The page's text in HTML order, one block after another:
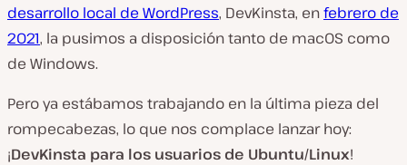
desarrollo local de WordPress, DevKinsta, enfebrero de
2021, la pusimos a disposición tanto de macOS como
de Windows.
Pero ya estábamos trabajando en la última pieza del
rompecabezas, lo que nos complace lanzar hoy:
¡DevKinsta para los usuarios de Ubuntu/Linux!